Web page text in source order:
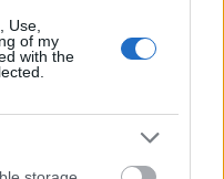
Use,
of my
with the
új szövetség